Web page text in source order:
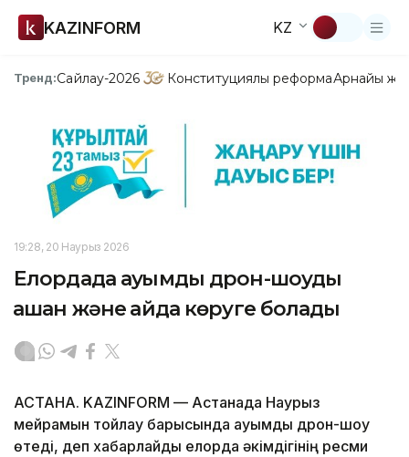
KAZINFORM KZ
Тренд:Сайлау-2026 Конституциялық реформаАрнайы
19:28, 20 Наурыз 2026
Елордада ауқымды дрон-шоуды
қашан және қайда көруге болады
АСТАНА. KAZINFORM — Астанада Наурыз
мейрамын тойлау барысында ауқымды дрон-шоу
өтеді, деп хабарлайды елорда әкімдігінің ресми